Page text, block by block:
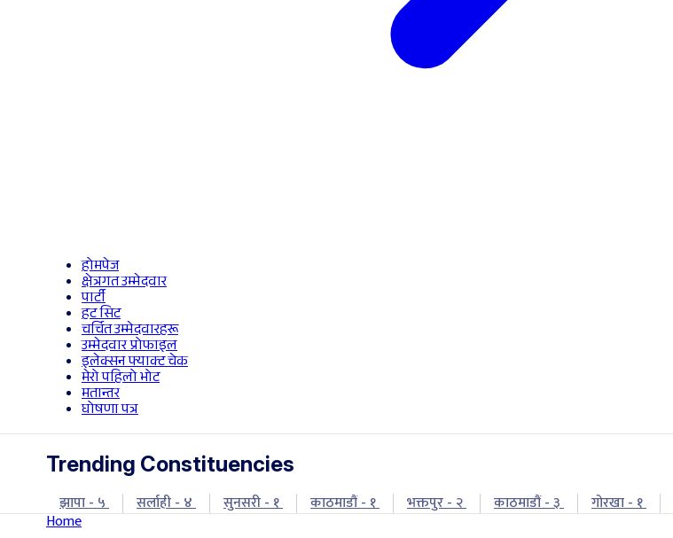
होमपेज
क्षेत्रगत उम्मेदवार
पार्टी
हट सिट
चर्चित उम्मेदवारहरू
उम्मेदवार प्रोफाइल
इलेक्सन फ्याक्ट चेक
मेरो पहिलो भोट
मतान्तर
घोषणा पत्र
Trending Constituencies
झापा - ५ सर्लाही - ४ सुनसरी - १ काठमाडौं - १ भक्तपुर - २ काठमाडौं - ३ गोरखा - १
Home